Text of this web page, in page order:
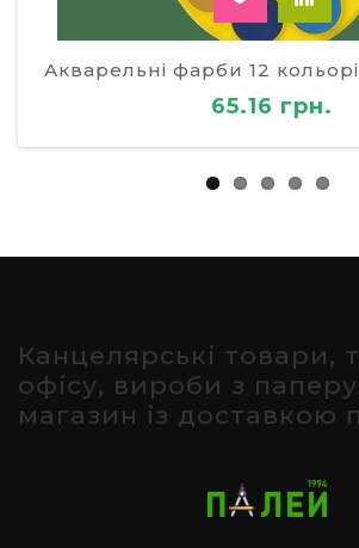
Акварельні фарби 12
65.16 грн.
Канцелярські товари,
офісу, вироби з
магазин із доставкою